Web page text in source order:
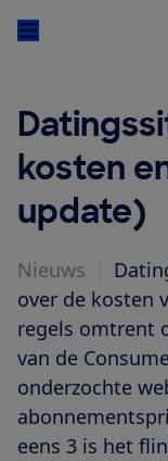
kosten
update)
Nieuws
over de kosten
regels omtrent
van de
onderzochte
eens 3 is het